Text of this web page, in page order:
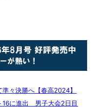
々決勝へ【春高2024】
16に進出 男子大会2日目